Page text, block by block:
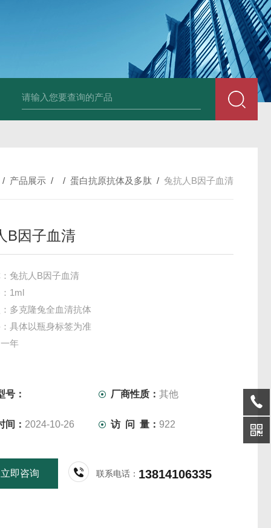
定液（8％，PFA） 总胆汁酸（TBA）质控样品 小鼠前列
产品展示 / / 蛋白抗原抗体及多肽 / 兔抗人B因子血清
B因子血清
兔抗人B因子血清
1ml
多克隆兔全血清抗体
具体以瓶身标签为准
年
科研实验用，不做其它用途！
号： 厂商性质：其他
间： 2024-10-26 访 问 量： 922
立即咨询 联系电话： 13814106335